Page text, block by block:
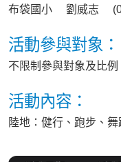
布袋國小 劉威志
活動參與對象：
不限制參與對象及比例
活動內容：
陸地：健行、跑步、舞